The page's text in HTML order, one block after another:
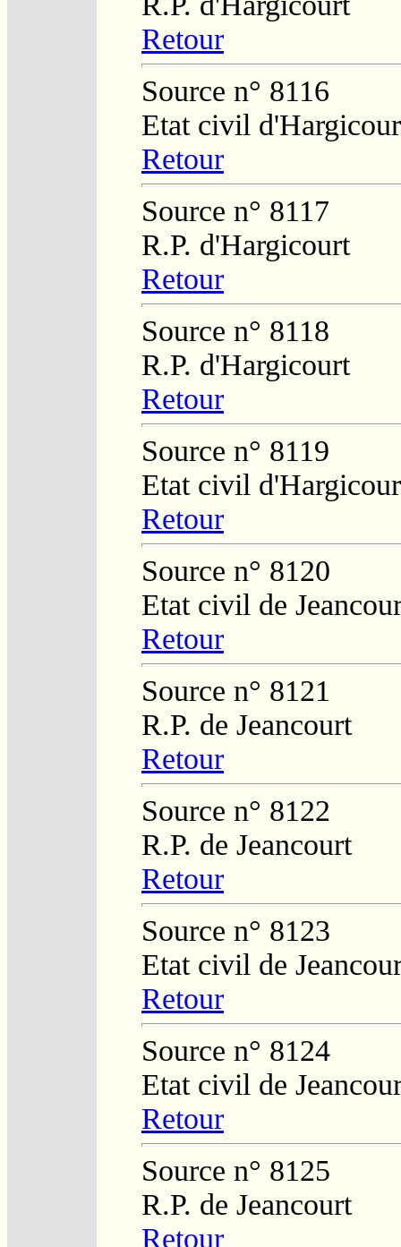
Retour
Source n° 8116
Etat civil
Retour
Source n° 8117
R.P. d'Hargicourt
Retour
Source n° 8118
R.P. d'Hargicourt
Retour
Source n° 8119
Etat civil
Retour
Source n° 8120
Etat civil de
Retour
Source n° 8121
R.P. de Jeancourt
Retour
Source n° 8122
R.P. de Jeancourt
Retour
Source n° 8123
Etat civil de
Retour
Source n° 8124
Etat civil de
Retour
Source n° 8125
R.P. de Jeancourt
Retour